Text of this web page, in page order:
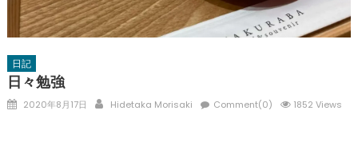
日記
日々勉強
Posted
2020年8月17日 Author
Hidetaka Morisaki Comment(0) 1852 Views